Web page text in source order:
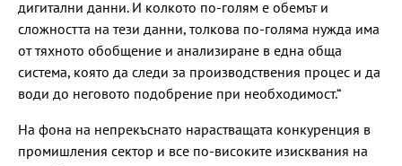
дигитални данни. И колкото по-голям е обемът и
сложността на тези данни, толкова по-голяма нужда има
от тяхното обобщение и анализиране в една обща
система, която да следи за производствения процес и да
води до неговото подобрение при необходимост.“
На фона на непрекъснато нарастващата конкуренция в
промишления сектор и все по-високите изисквания на